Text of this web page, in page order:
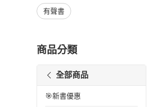
有聲書
商品分類
全部商品
🎯新書優惠